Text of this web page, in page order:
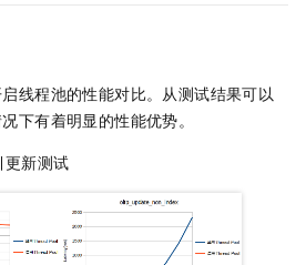
线程池的性能对比。从测试结果可以
下有着明显的性能优势。
更新测试